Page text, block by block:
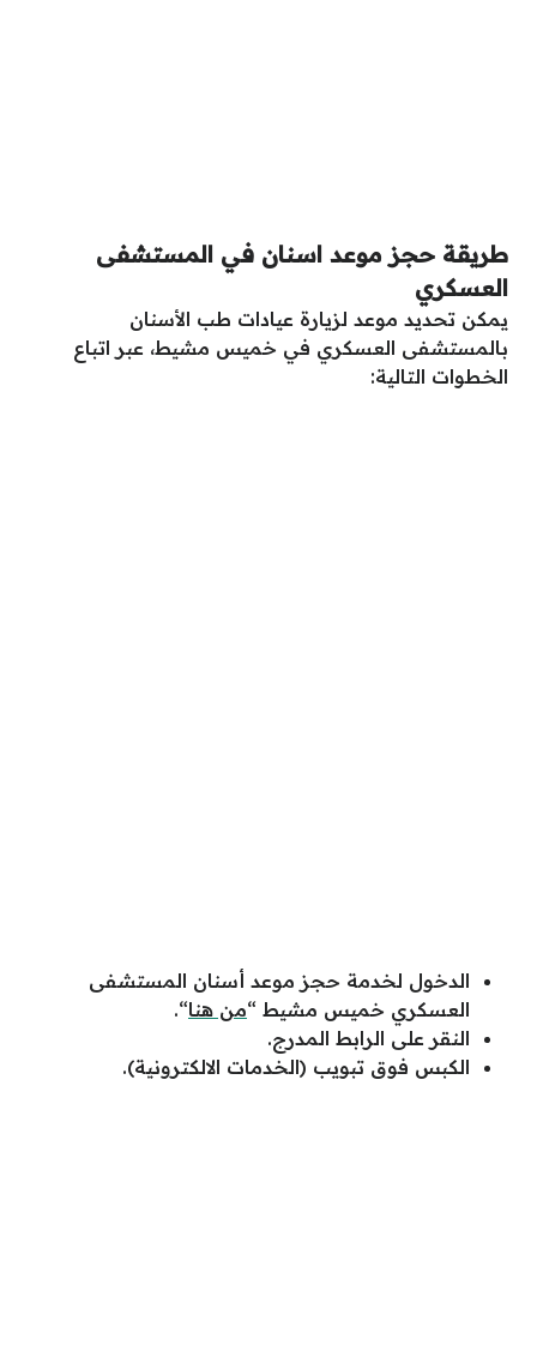
طريقة حجز موعد اسنان في المستشفى
العسكري
يمكن تحديد موعد لزيارة عيادات طب الأسنان
بالمستشفى العسكري في خميس مشيط، عبر اتباع
الخطوات التالية:
الدخول لخدمة حجز موعد أسنان المستشفى
العسكري خميس مشيط “من هنا“.
النقر على الرابط المدرج.
الكبس فوق تبويب (الخدمات الالكترونية).